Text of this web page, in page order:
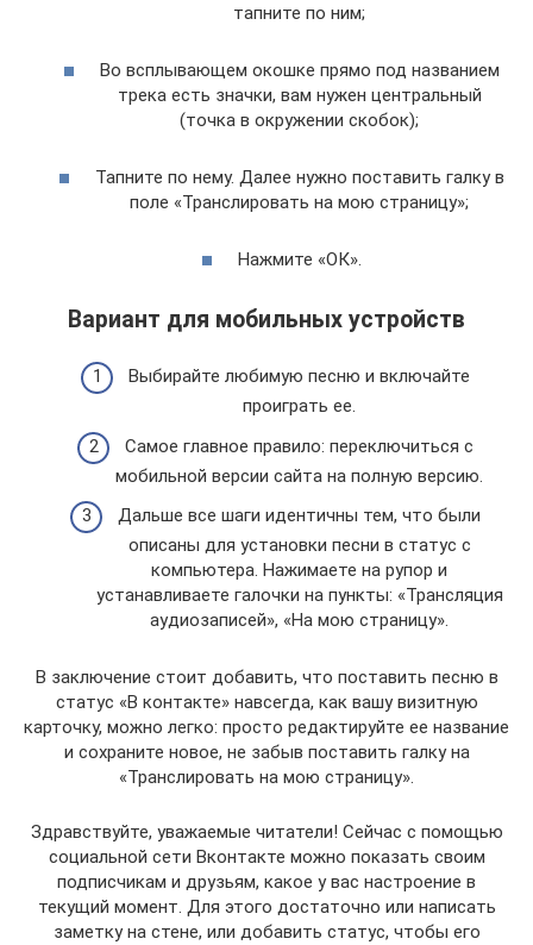
тапните по ним;
Во всплывающем окошке прямо под названием
трека есть значки, вам нужен центральный
(точка в окружении скобок);
Тапните по нему. Далее нужно поставить галку в
поле «Транслировать на мою страницу»;
Нажмите «ОК».
Вариант для мобильных устройств
Выбирайте любимую песню и включайте
проиграть ее.
Самое главное правило: переключиться с
мобильной версии сайта на полную версию.
Дальше все шаги идентичны тем, что были
описаны для установки песни в статус с
компьютера. Нажимаете на рупор и
устанавливаете галочки на пункты: «Трансляция
аудиозаписей», «На мою страницу».
В заключение стоит добавить, что поставить песню в
статус «В контакте» навсегда, как вашу визитную
карточку, можно легко: просто редактируйте ее название
и сохраните новое, не забыв поставить галку на
«Транслировать на мою страницу».
Здравствуйте, уважаемые читатели! Сейчас с помощью
социальной сети Вконтакте можно показать своим
подписчикам и друзьям, какое у вас настроение в
текущий момент. Для этого достаточно или написать
заметку на стене, или добавить статус, чтобы его